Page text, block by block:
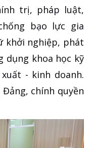
trị, pháp luật,
bạo lực gia
khởi nghiệp, phát
dụng khoa học kỹ
- kinh doanh.
chính quyền